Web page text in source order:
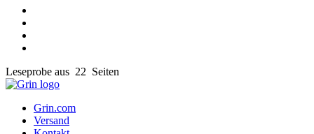
Leseprobe aus 22 Seiten
Grin.com
Versand